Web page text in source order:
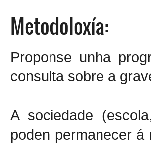
Metodoloxía:
Proponse unha
consulta sobre a
A sociedade
poden permanecer